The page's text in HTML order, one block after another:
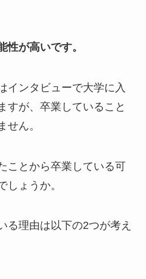
性が高いです。
インタビューで大学に入
すが、卒業していること
せん。
ことから卒業している可
しょうか。
る理由は以下の2つが考え